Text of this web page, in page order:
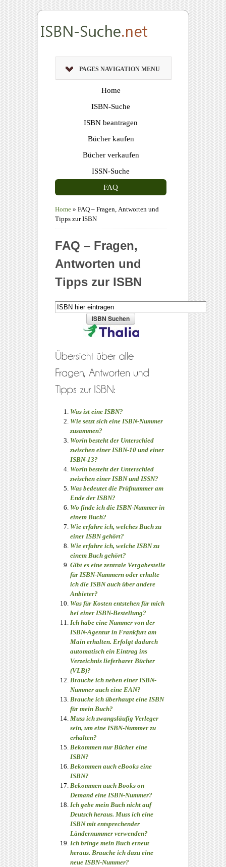
PAGES NAVIGATION MENU
Home
ISBN-Suche
ISBN beantragen
Bücher kaufen
Bücher verkaufen
ISSN-Suche
FAQ
Home » FAQ – Fragen, Antworten und
Tipps zur ISBN
FAQ – Fragen,
Antworten und
Tipps zur ISBN
Was ist eine ISBN?
Wie setzt sich eine ISBN-Nummer
zusammen?
Worin besteht der Unterschied
zwischen einer ISBN-10 und einer
ISBN-13?
Worin besteht der Unterschied
zwischen einer ISBN und ISSN?
Was bedeutet die Prüfnummer am
Ende der ISBN?
Wo finde ich die ISBN-Nummer in
einem Buch?
Wie erfahre ich, welches Buch zu
einer ISBN gehört?
Wie erfahre ich, welche ISBN zu
einem Buch gehört?
Gibt es eine zentrale Vergabestelle
für ISBN-Nummern oder erhalte
ich die ISBN auch über andere
Anbieter?
Was für Kosten entstehen für mich
bei einer ISBN-Bestellung?
Ich habe eine Nummer von der
ISBN-Agentur in Frankfurt am
Main erhalten. Erfolgt dadurch
automatisch ein Eintrag ins
Verzeichnis lieferbarer Bücher
(VLB)?
Brauche ich neben einer ISBN-
Nummer auch eine EAN?
Brauche ich überhaupt eine ISBN
für mein Buch?
Muss ich zwangsläufig Verleger
sein, um eine ISBN-Nummer zu
erhalten?
Bekommen nur Bücher eine
ISBN?
Bekommen auch eBooks eine
ISBN?
Bekommen auch Books on
Demand eine ISBN-Nummer?
Ich gebe mein Buch nicht auf
Deutsch heraus. Muss ich eine
ISBN mit entsprechender
Ländernummer verwenden?
Ich bringe mein Buch erneut
heraus. Brauche ich dazu eine
neue ISBN-Nummer?